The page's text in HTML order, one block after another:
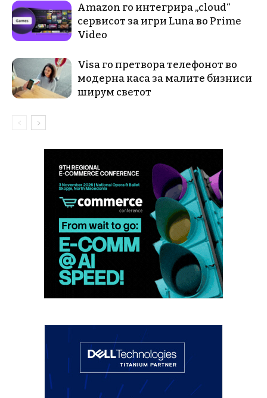
Amazon го интегрира „cloud“
сервисот за игри Luna во Prime
Video
Visa го претвора телефонот во
модерна каса за малите бизниси
ширум светот